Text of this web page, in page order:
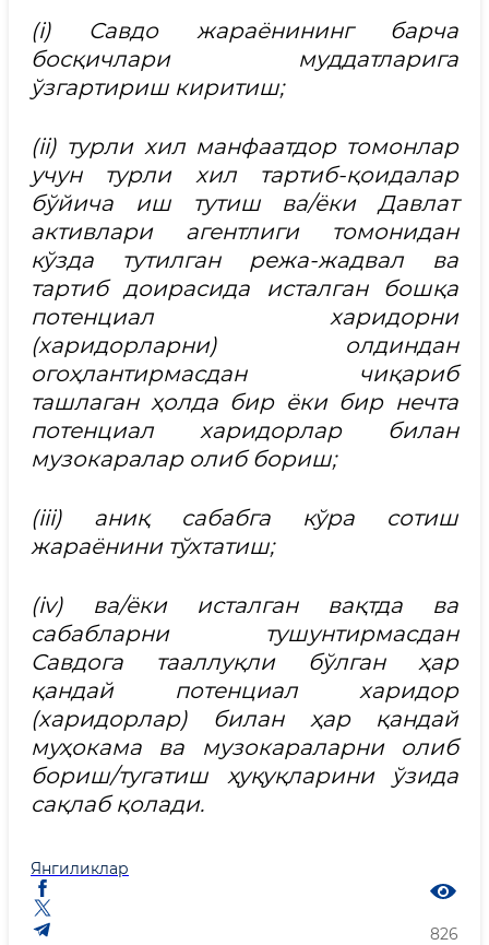
(i) Савдо жараёнининг барча
босқичлари муддатларига
ўзгартириш киритиш;
(ii) турли хил манфаатдор томонлар
учун турли хил тартиб-қоидалар
бўйича иш тутиш ва/ёки Давлат
активлари агентлиги томонидан
кўзда тутилган режа-жадвал ва
тартиб доирасида исталган бошқа
потенциал харидорни
(харидорларни) олдиндан
огоҳлантирмасдан чиқариб
ташлаган ҳолда бир ёки бир нечта
потенциал харидорлар билан
музокаралар олиб бориш;
(iii) аниқ сабабга кўра сотиш
жараёнини тўхтатиш;
(iv) ва/ёки исталган вақтда ва
сабабларни тушунтирмасдан
Савдога тааллуқли бўлган ҳар
қандай потенциал харидор
(харидорлар) билан ҳар қандай
муҳокама ва музокараларни олиб
бориш/тугатиш ҳуқуқларини ўзида
сақлаб қолади.
Янгиликлар
826